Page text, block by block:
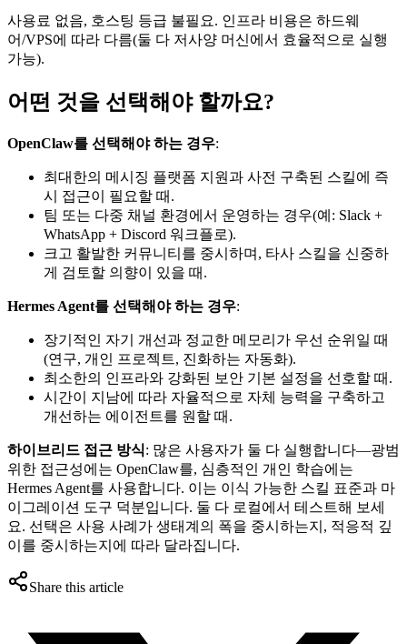
사용료 없음, 호스팅 등급 불필요. 인프라 비용은 하드웨
어/VPS에 따라 다름(둘 다 저사양 머신에서 효율적으로 실행
가능).
어떤 것을 선택해야 할까요?
OpenClaw를 선택해야 하는 경우:
최대한의 메시징 플랫폼 지원과 사전 구축된 스킬에 즉
시 접근이 필요할 때.
팀 또는 다중 채널 환경에서 운영하는 경우(예: Slack +
WhatsApp + Discord 워크플로).
크고 활발한 커뮤니티를 중시하며, 타사 스킬을 신중하
게 검토할 의향이 있을 때.
Hermes Agent를 선택해야 하는 경우:
장기적인 자기 개선과 정교한 메모리가 우선 순위일 때
(연구, 개인 프로젝트, 진화하는 자동화).
최소한의 인프라와 강화된 보안 기본 설정을 선호할 때.
시간이 지남에 따라 자율적으로 자체 능력을 구축하고
개선하는 에이전트를 원할 때.
하이브리드 접근 방식: 많은 사용자가 둘 다 실행합니다—광범
위한 접근성에는 OpenClaw를, 심층적인 개인 학습에는
Hermes Agent를 사용합니다. 이는 이식 가능한 스킬 표준과 마
이그레이션 도구 덕분입니다. 둘 다 로컬에서 테스트해 보세
요. 선택은 사용 사례가 생태계의 폭을 중시하는지, 적응적 깊
이를 중시하는지에 따라 달라집니다.
Share this article